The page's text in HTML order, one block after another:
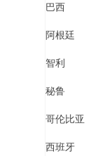
巴西
阿根廷
智利
秘鲁
哥伦比亚
西班牙